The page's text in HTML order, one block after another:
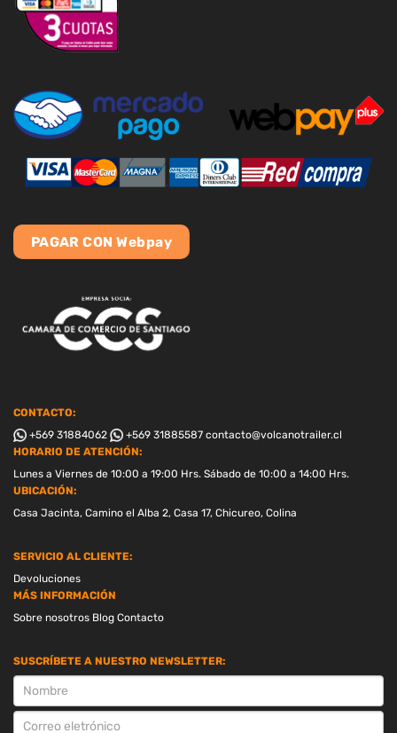
PAGAR CON Webpay
CONTACTO:
+569 31884062
+569 31885587 contacto@volcanotrailer.cl
HORARIO DE ATENCIÓN:
Lunes a Viernes de 10:00 a 19:00 Hrs. Sábado de 10:00 a 14:00 Hrs.
UBICACIÓN:
Casa Jacinta, Camino el Alba 2, Casa 17, Chicureo, Colina
SERVICIO AL CLIENTE:
Devoluciones
MÁS INFORMACIÓN
Sobre nosotros Blog Contacto
SUSCRÍBETE A NUESTRO NEWSLETTER:
SUSCRIPCION